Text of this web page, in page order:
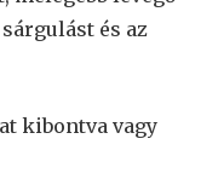
és az
kibontva vagy